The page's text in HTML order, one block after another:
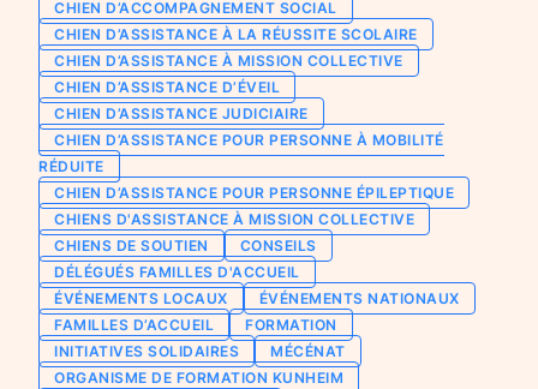
Chien d’assistance pour personne
épileptique
CHIENS À MISSION COLLECTIVE
Chien d’assistance d’accompagnement
social
Chien d’assistance à la réussite scolaire
Chien d’assistance judiciaire
Je deviens mécène ou partenaire
Ils nous soutiennent
Je m’engage / j’engage mes collaborateurs
Je lance une collecte
J’engage mes clients
CHIEN D’ACCOMPAGNEMENT SOCIAL
CHIEN D’ASSISTANCE À LA RÉUSSITE SCOLAIRE
CHIEN D’ASSISTANCE À MISSION COLLECTIVE
CHIEN D’ASSISTANCE D’ÉVEIL
CHIEN D’ASSISTANCE JUDICIAIRE
CHIEN D’ASSISTANCE POUR PERSONNE À MOBILITÉ
RÉDUITE
CHIEN D’ASSISTANCE POUR PERSONNE ÉPILEPTIQUE
CHIENS D'ASSISTANCE À MISSION COLLECTIVE
CHIENS DE SOUTIEN
CONSEILS
DÉLÉGUÉS FAMILLES D'ACCUEIL
ÉVÉNEMENTS LOCAUX
ÉVÉNEMENTS NATIONAUX
FAMILLES D’ACCUEIL
FORMATION
INITIATIVES SOLIDAIRES
MÉCÉNAT
ORGANISME DE FORMATION KUNHEIM